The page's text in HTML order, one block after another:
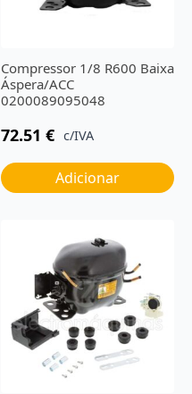
Compressor 1/8 R600 Baixa
Áspera/ACC
0200089095048
72.51 € c/IVA
Adicionar